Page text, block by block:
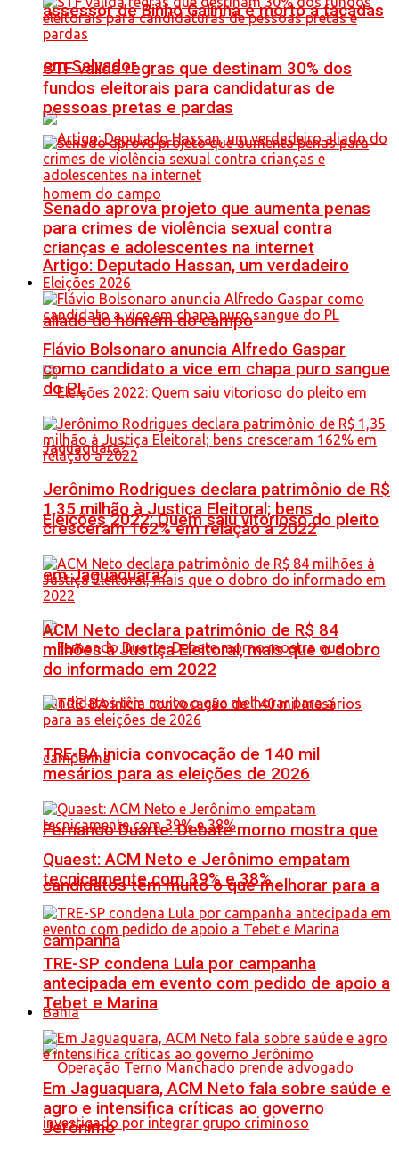
assessor de Binho Galinha é morto a facadas
em Salvador
Artigo: Deputado Hassan, um verdadeiro
aliado do homem do campo
Eleições 2022: Quem saiu vitorioso do pleito
em Jaguaquara?
Fernando Duarte: Debate morno mostra que
candidatos têm muito o que melhorar para a
campanha
Bahia
STF valida regras que destinam 30% dos
fundos eleitorais para candidaturas de
pessoas pretas e pardas
Senado aprova projeto que aumenta penas
para crimes de violência sexual contra
crianças e adolescentes na internet
Eleições 2026
Flávio Bolsonaro anuncia Alfredo Gaspar
como candidato a vice em chapa puro sangue
do PL
Jerônimo Rodrigues declara patrimônio de R$
1,35 milhão à Justiça Eleitoral; bens
cresceram 162% em relação a 2022
ACM Neto declara patrimônio de R$ 84
milhões à Justiça Eleitoral, mais que o dobro
do informado em 2022
TRE-BA inicia convocação de 140 mil
mesários para as eleições de 2026
Quaest: ACM Neto e Jerônimo empatam
tecnicamente com 39% e 38%
TRE-SP condena Lula por campanha
antecipada em evento com pedido de apoio a
Tebet e Marina
Em Jaguaquara, ACM Neto fala sobre saúde e
agro e intensifica críticas ao governo
Jerônimo